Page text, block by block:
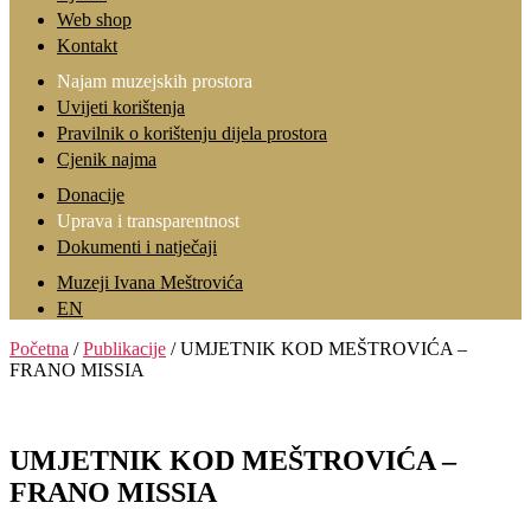
Web shop
Kontakt
Najam muzejskih prostora
Uvijeti korištenja
Pravilnik o korištenju dijela prostora
Cjenik najma
Donacije
Uprava i transparentnost
Dokumenti i natječaji
Muzeji Ivana Meštrovića
EN
Početna /Publikacije / UMJETNIK KOD MEŠTROVIĆA –
FRANO MISSIA
UMJETNIK KOD MEŠTROVIĆA –
FRANO MISSIA